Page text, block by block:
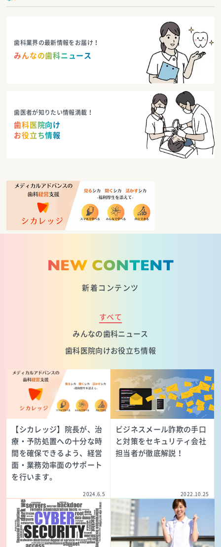
歯科業界の最新情報をお届け！
みんなの歯科ニュース
歯医者が知りたい情報満載！
歯科医院向け
お役立ち情報
NEW CONTENT
新着コンテンツ
すべて
みんなの歯科ニュース
歯科医院向けお役立ち情報
【シカレッジ】院長が、治
療・予防処置への十分な時
間を確保できるよう、経営
面・業務効率面のサポート
を行います。
2024.6.5
ビジネスメール詐欺の手口
と対策をセキュリティ会社
担当者が徹底解説！
2022.10.25